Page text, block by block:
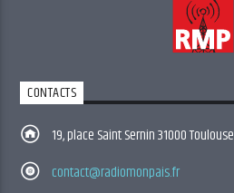
CONTACTS
19, place Saint Sernin 31000 Toulouse
contact@radiomonpais.fr